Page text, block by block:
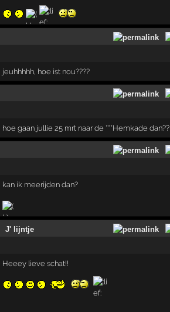
jeuhhhhh, hoe ist nou????
hoe gaan jullie 25 mrt naar de ***Hemkade dan??
kan ik meerijden dan?
J' lijntje
Heeey lieve schat!!